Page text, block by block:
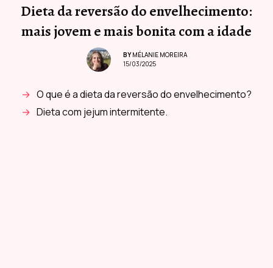
Dieta da reversão do envelhecimento:
mais jovem e mais bonita com a idade
BY MÉLANIE MOREIRA
15/03/2025
O que é a dieta da reversão do envelhecimento?
Dieta com jejum intermitente.